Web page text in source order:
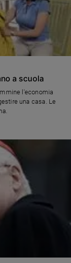
a scuola
l'economia
una casa. Le